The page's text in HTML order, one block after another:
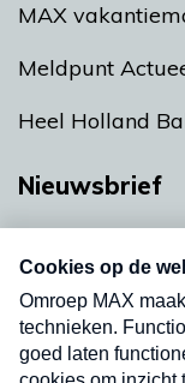
MAX
Meldpunt
Heel Holland
Nieuwsbrief
nieuwsbrief.
uw mailbox.